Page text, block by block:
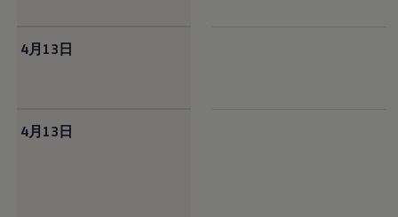
4月13日
4月13日